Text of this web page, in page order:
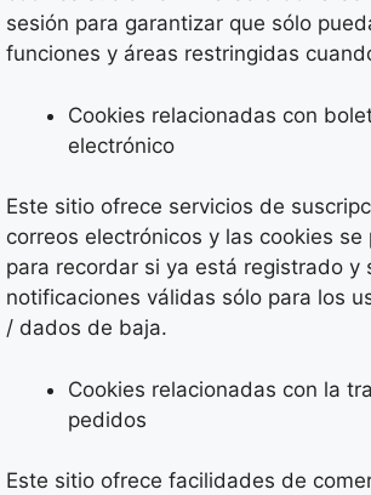
sesión para garantizar que sólo
funciones y áreas restringidas
Cookies relacionadas con
electrónico
Este sitio ofrece servicios de
correos electrónicos y las cookies
para recordar si ya está registrado y
notificaciones válidas sólo para los
/ dados de baja.
Cookies relacionadas con la
pedidos
Este sitio ofrece facilidades de